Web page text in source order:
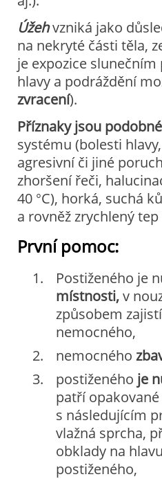
Úžehvzniká jako
na nekryté části těla,
je expozice
hlavy a podráždění
zvracení).
Příznaky jsou
systému (bolesti
agresivní či jiné
zhoršení řeči,
40 °C), horká, suchá
a rovněž zrychlený
První pomoc:
Postiženého je
místnosti,v
způsobem
nemocného,
nemocného
postiženého je
patří
s následujícím
vlažná sprcha,
obklady na
postiženého,